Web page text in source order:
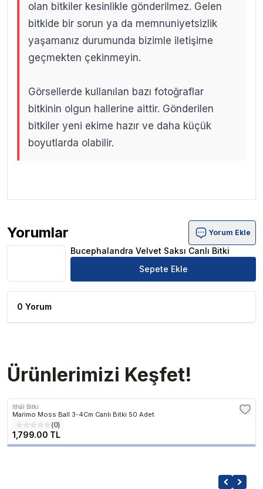
olan bitkiler kesinlikle gönderilmez. Gelen
bitkide bir sorun ya da memnuniyetsizlik
yaşamanız durumunda bizimle iletişime
geçmekten çekinmeyin.
Görsellerde kullanılan bazı fotoğraflar
bitkinin olgun hallerine aittir. Gönderilen
bitkiler yeni ekime hazır ve daha küçük
boyutlarda olabilir.
Yorumlar
Bucephalandra Velvet Saksı Canlı Bitki Ürün Yorumları
Yorum Ekle
Bucephalandra Velvet Saksı Canlı Bitki
Sepete Ekle
0 Yorum
Ürünlerimizi Keşfet!
İthâl Bitki
Marimo Moss Ball 3-4Cm Canlı Bitki 50 Adet
(0)
1,799.00 TL